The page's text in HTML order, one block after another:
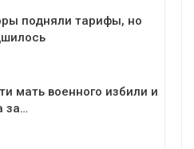
подняли тарифы, но
мать военного избили и
за…